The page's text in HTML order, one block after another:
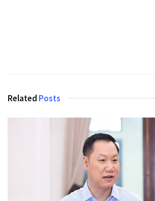
Related Posts